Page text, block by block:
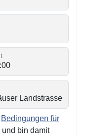
Bedingungen für
bin damit